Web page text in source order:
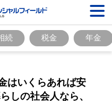
続 税金 年金
はいくらあれば安
しの社会人なら、